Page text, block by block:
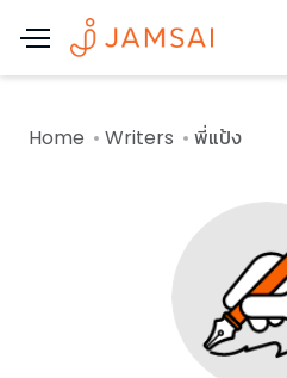
Home Writers พี่แป้ง